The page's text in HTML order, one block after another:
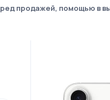
продажей, помощью в